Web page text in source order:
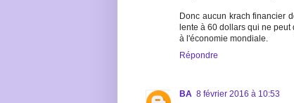
Donc aucun krach financier
lente à 60 dollars qui ne
à l'économie mondiale.
Répondre
BA 8 février 2016 à 10:53